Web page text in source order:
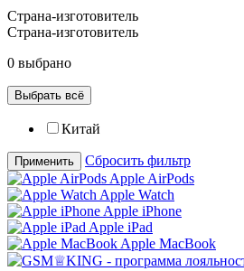
Страна-изготовитель
Страна-изготовитель
0 выбрано
Выбрать всё
Китай
Применить
Сбросить фильтр
Apple AirPods
Apple Watch
Apple iPhone
Apple iPad
Apple MacBook